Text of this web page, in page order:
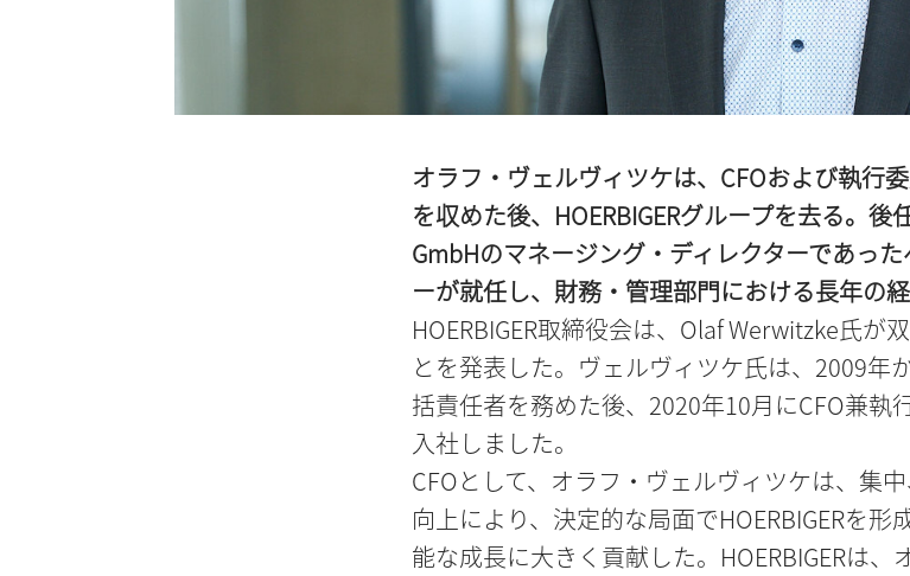
オラフ・ヴェルヴィツケは、CFOおよび執行
を収めた後、HOERBIGERグループを去る。後
GmbHのマネージング・ディレクターであっ
ーが就任し、財務・管理部門における長年の経
HOERBIGER取締役会は、Olaf Werwitzke氏が
とを発表した。ヴェルヴィツケ氏は、2009年
括責任者を務めた後、2020年10月にCFO兼執
入社しました。
CFOとして、オラフ・ヴェルヴィツケは、集
向上により、決定的な局面でHOERBIGERを
能な成長に大きく貢献した。HOERBIGERは